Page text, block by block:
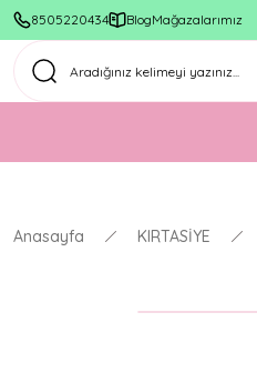
8505220434 BlogMağazalarımız
Anasayfa KIRTASİYE